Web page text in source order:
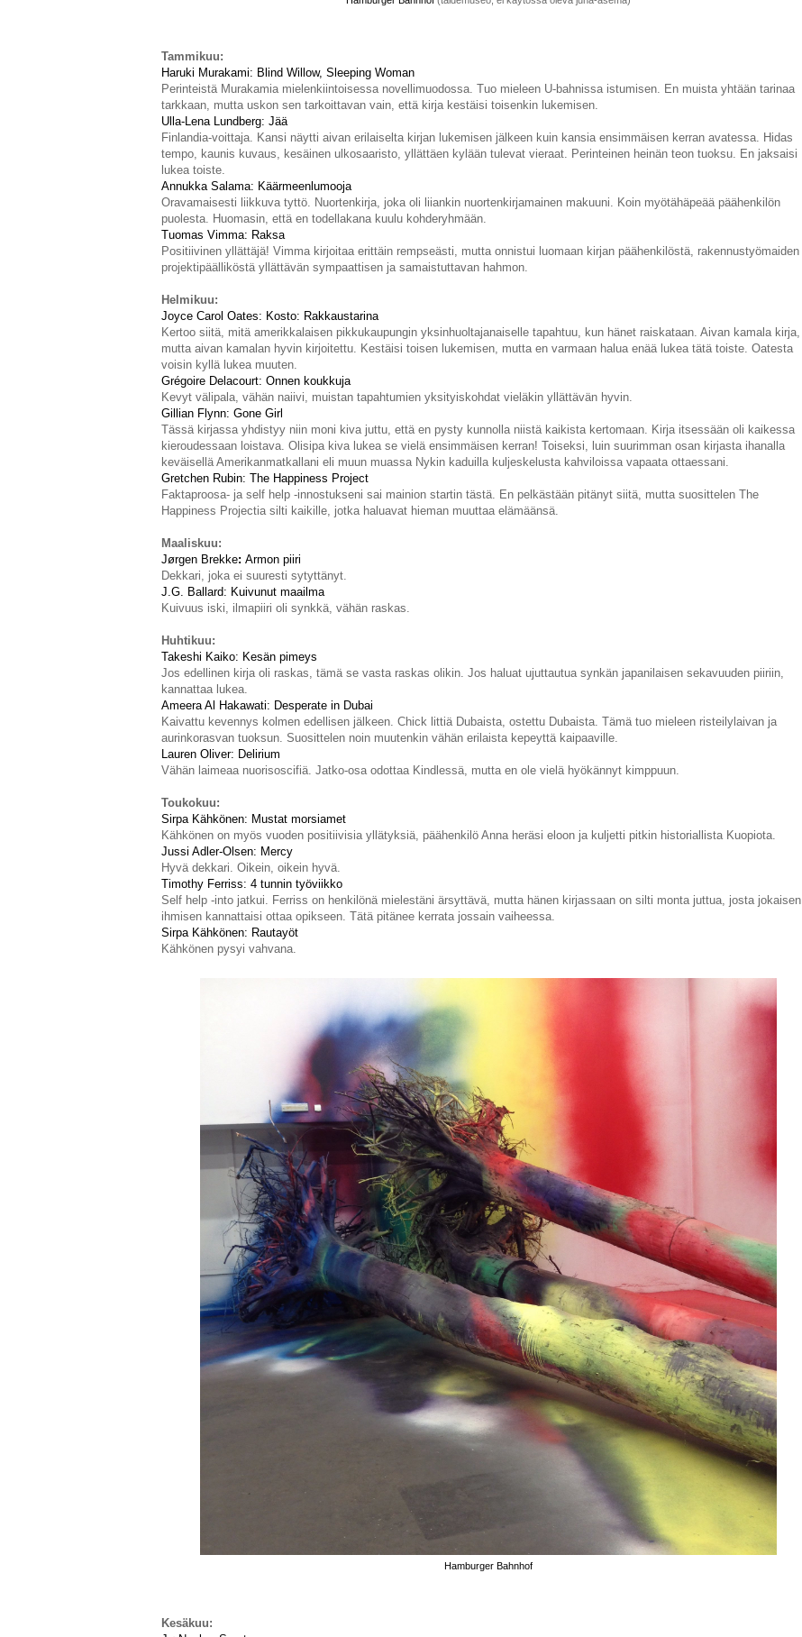
Tammikuu:
Haruki Murakami: Blind Willow, Sleeping Woman
Perinteistä Murakamia mielenkiintoisessa novellimuodossa. Tuo mieleen U-bahnissa istumisen. En muista yhtään tarinaa
tarkkaan, mutta uskon sen tarkoittavan vain, että kirja kestäisi toisenkin lukemisen.
Ulla-Lena Lundberg: Jää
Finlandia-voittaja. Kansi näytti aivan erilaiselta kirjan lukemisen jälkeen kuin kansia ensimmäisen kerran avatessa. Hidas
tempo, kaunis kuvaus, kesäinen ulkosaaristo, yllättäen kylään tulevat vieraat. Perinteinen heinän teon tuoksu. En jaksaisi
lukea toiste.
Annukka Salama: Käärmeenlumooja
Oravamaisesti liikkuva tyttö. Nuortenkirja, joka oli liiankin nuortenkirjamainen makuuni. Koin myötähäpeää päähenkilön
puolesta. Huomasin, että en todellakana kuulu kohderyhmään.
Tuomas Vimma: Raksa
Positiivinen yllättäjä! Vimma kirjoitaa erittäin rempseästi, mutta onnistui luomaan kirjan päähenkilöstä, rakennustyömaiden
projektipäälliköstä yllättävän sympaattisen ja samaistuttavan hahmon.
Helmikuu:
Joyce Carol Oates: Kosto: Rakkaustarina
Kertoo siitä, mitä amerikkalaisen pikkukaupungin yksinhuoltajanaiselle tapahtuu, kun hänet raiskataan. Aivan kamala kirja,
mutta aivan kamalan hyvin kirjoitettu. Kestäisi toisen lukemisen, mutta en varmaan halua enää lukea tätä toiste. Oatesta
voisin kyllä lukea muuten.
Grégoire De lacourt: Onnen koukkuja
Kevyt välipala, vähän naiivi, muistan tapahtumien yksityiskohdat vieläkin yllättävän hyvin.
Gillian Fl ynn: Gone Girl
Tässä kirjassa yhdistyy niin moni kiva juttu, että en pysty kunnolla niistä kaikista kertomaan. Kirja itsessään oli kaikessa
kieroudessaan loistava. Olisipa kiva lukea se vielä ensimmäisen kerran! Toiseksi, luin suurimman osan kirjasta ihanalla
keväisellä Amerikanmatkallani eli muun muassa Nykin kaduilla kuljeskelusta kahviloissa vapaata ottaessani.
Gretchen Rubin: The Happiness Project
Faktaproosa- ja self help -innostukseni sai mainion startin tästä. En pelkästään pitänyt siitä, mutta suosittelen The
Happiness Projectia silti kaikille, jotka haluavat hieman muuttaa elämäänsä.
Maaliskuu:
Jørgen Brekke: Armon piiri
Dekkari, joka ei suuresti sytyttänyt.
J.G. Ballard: Kuivunut maailma
Kuivuus iski, ilmapiiri oli synkkä, vähän raskas.
Huhtikuu:
Takeshi Kaiko: Kesän pimeys
Jos edellinen kirja oli raskas, tämä se vasta raskas olikin. Jos haluat ujuttautua synkän japanilaisen sekavuuden piiriin,
kannattaa lukea.
Ameera Al Hakawati: Desperate in Dubai
Kaivattu kevennys kolmen edellisen jälkeen. Chick littiä Dubaista, ostettu Dubaista. Tämä tuo mieleen risteilylaivan ja
aurinkorasvan tuoksun. Suosittelen noin muutenkin vähän erilaista kepeyttä kaipaaville.
Lauren Oliver: Delirium
Vähän laimeaa nuorisoscifiä. Jatko-osa odottaa Kindlessä, mutta en ole vielä hyökännyt kimppuun.
Tou kokuu:
Sirpa Kähkönen: Mustat morsiamet
Kähkönen on myös vuoden positiivisia yllätyksiä, päähenkilö Anna heräsi eloon ja kuljetti pitkin historiallista Kuopiota.
Jussi Adler-Olsen: Mercy
Hyvä dekkari. Oikein, oikein hyvä.
Timothy Ferriss: 4 tunnin työviikko
Self help -into jatkui. Ferriss on henkilönä mielestäni ärsyttävä, mutta hänen kirjassaan on silti monta juttua, josta jokaisen
ihmisen kannattaisi ottaa opikseen. Tätä pitänee kerrata jossain vaiheessa.
Sirpa Kähkönen: Rautayöt
Kähkönen pysyi vahvana.
Hamburger Bahnhof
Kesäkuu: